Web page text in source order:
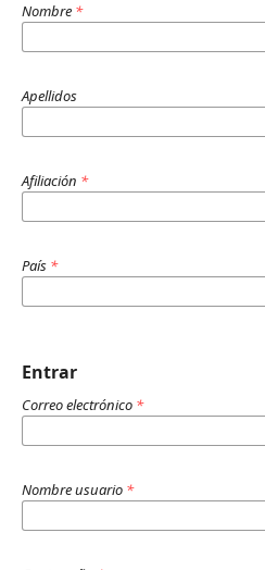
Nombre *
Apellidos
Afiliación *
País *
Entrar
Correo electrónico *
Nombre usuario *